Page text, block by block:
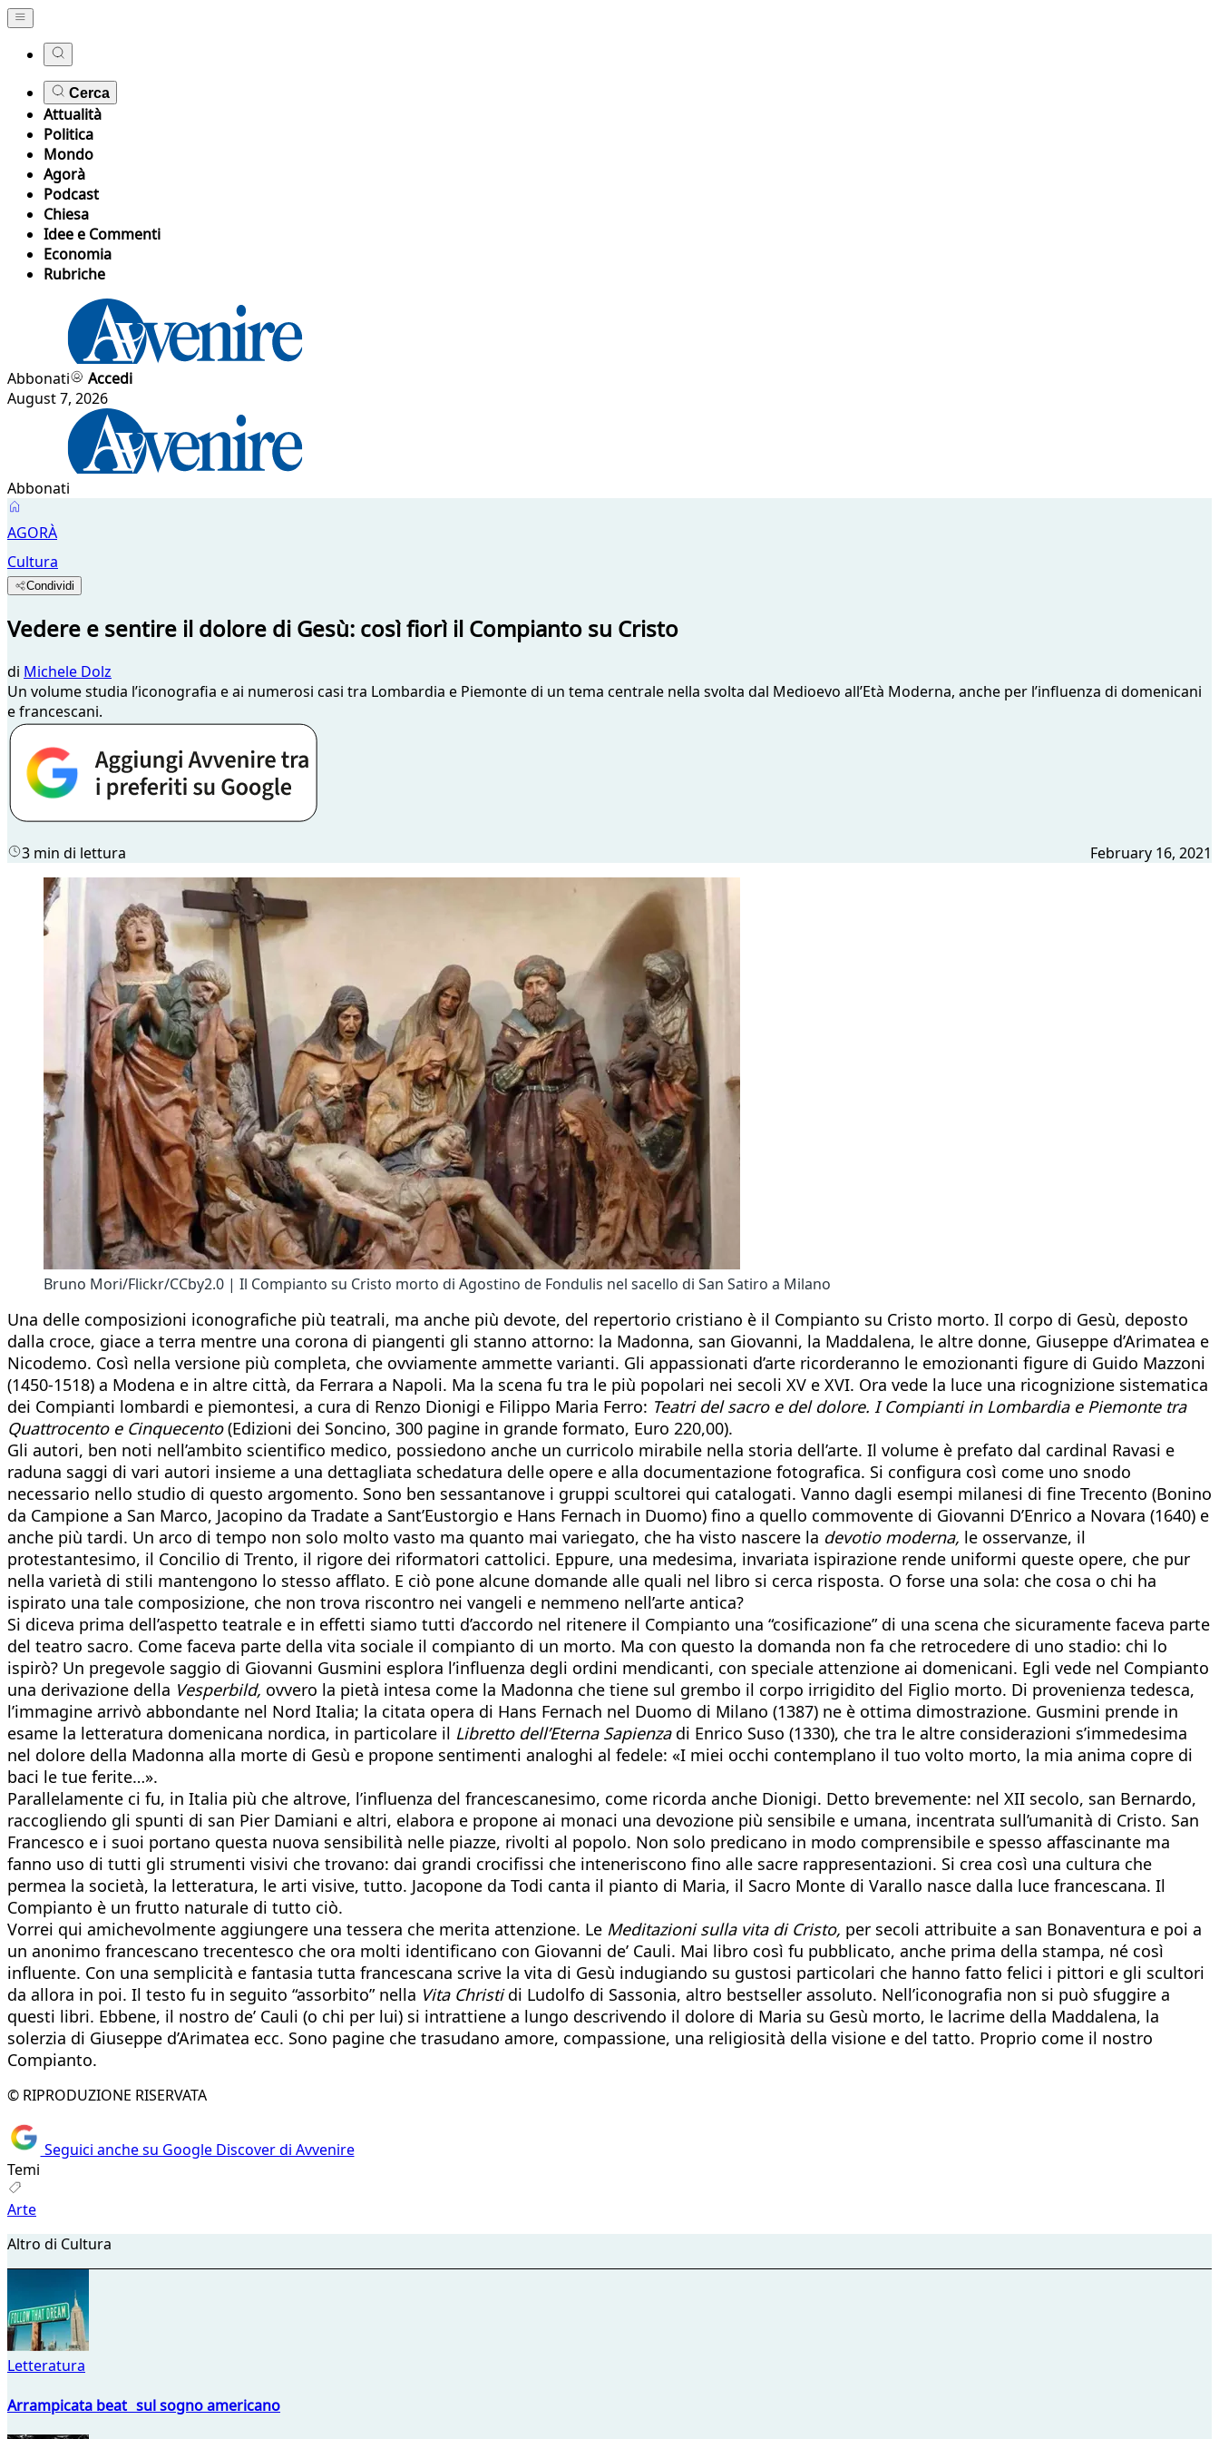
Cerca
Attualità
Politica
Mondo
Agorà
Podcast
Chiesa
Idee e Commenti
Economia
Rubriche
Abbonati
Accedi
August 7, 2026
Abbonati
AGORÀ
Cultura
Condividi
Vedere e sentire il dolore di Gesù: così fiorì il Compianto su Cristo
di Michele Dolz
Un volume studia l’iconografia e ai numerosi casi tra Lombardia e Piemonte di un tema centrale nella svolta dal Medioevo all’Età Moderna, anche per l’influenza di domenicani
e francescani.
3 min di lettura February 16, 2021
Bruno Mori/Flickr/CCby2.0 | Il Compianto su Cristo morto di Agostino de Fondulis nel sacello di San Satiro a Milano
Una delle composizioni iconografiche più teatrali, ma anche più devote, del repertorio cristiano è il Compianto su Cristo morto. Il corpo di Gesù, deposto
dalla croce, giace a terra mentre una corona di piangenti gli stanno attorno: la Madonna, san Giovanni, la Maddalena, le altre donne, Giuseppe d’Arimatea e
Nicodemo. Così nella versione più completa, che ovviamente ammette varianti. Gli appassionati d’arte ricorderanno le emozionanti figure di Guido Mazzoni
(1450-1518) a Modena e in altre città, da Ferrara a Napoli. Ma la scena fu tra le più popolari nei secoli XV e XVI. Ora vede la luce una ricognizione sistematica
dei Compianti lombardi e piemontesi, a cura di Renzo Dionigi e Filippo Maria Ferro: Teatri del sacro e del dolore. I Compianti in Lombardia e Piemonte tra
Quattrocento e Cinquecento(Edizioni dei Soncino, 300 pagine in grande formato, Euro 220,00).
Gli autori, ben noti nell’ambito scientifico medico, possiedono anche un curricolo mirabile nella storia dell’arte. Il volume è prefato dal cardinal Ravasi e
raduna saggi di vari autori insieme a una dettagliata schedatura delle opere e alla documentazione fotografica. Si configura così come uno snodo
necessario nello studio di questo argomento. Sono ben sessantanove i gruppi scultorei qui catalogati. Vanno dagli esempi milanesi di fine Trecento (Bonino
da Campione a San Marco, Jacopino da Tradate a Sant’Eustorgio e Hans Fernach in Duomo) fino a quello commovente di Giovanni D’Enrico a Novara (1640) e
anche più tardi. Un arco di tempo non solo molto vasto ma quanto mai variegato, che ha visto nascere la devotio moderna, le osservanze, il
protestantesimo, il Concilio di Trento, il rigore dei riformatori cattolici. Eppure, una medesima, invariata ispirazione rende uniformi queste opere, che pur
nella varietà di stili mantengono lo stesso afflato. E ciò pone alcune domande alle quali nel libro si cerca risposta. O forse una sola: che cosa o chi ha
ispirato una tale composizione, che non trova riscontro nei vangeli e nemmeno nell’arte antica?
Si diceva prima dell’aspetto teatrale e in effetti siamo tutti d’accordo nel ritenere il Compianto una “cosificazione” di una scena che sicuramente faceva parte
del teatro sacro. Come faceva parte della vita sociale il compianto di un morto. Ma con questo la domanda non fa che retrocedere di uno stadio: chi lo
ispirò? Un pregevole saggio di Giovanni Gusmini esplora l’influenza degli ordini mendicanti, con speciale attenzione ai domenicani. Egli vede nel Compianto
una derivazione della Vesperbild, ovvero la pietà intesa come la Madonna che tiene sul grembo il corpo irrigidito del Figlio morto. Di provenienza tedesca,
l’immagine arrivò abbondante nel Nord Italia; la citata opera di Hans Fernach nel Duomo di Milano (1387) ne è ottima dimostrazione. Gusmini prende in
esame la letteratura domenicana nordica, in particolare il Libretto dell’Eterna Sapienzadi Enrico Suso (1330), che tra le altre considerazioni s’immedesima
nel dolore della Madonna alla morte di Gesù e propone sentimenti analoghi al fedele: «I miei occhi contemplano il tuo volto morto, la mia anima copre di
baci le tue ferite…».
Parallelamente ci fu, in Italia più che altrove, l’influenza del francescanesimo, come ricorda anche Dionigi. Detto brevemente: nel XII secolo, san Bernardo,
raccogliendo gli spunti di san Pier Damiani e altri, elabora e propone ai monaci una devozione più sensibile e umana, incentrata sull’umanità di Cristo. San
Francesco e i suoi portano questa nuova sensibilità nelle piazze, rivolti al popolo. Non solo predicano in modo comprensibile e spesso affascinante ma
fanno uso di tutti gli strumenti visivi che trovano: dai grandi crocifissi che inteneriscono fino alle sacre rappresentazioni. Si crea così una cultura che
permea la società, la letteratura, le arti visive, tutto. Jacopone da Todi canta il pianto di Maria, il Sacro Monte di Varallo nasce dalla luce francescana. Il
Compianto è un frutto naturale di tutto ciò.
Vorrei qui amichevolmente aggiungere una tessera che merita attenzione. Le Meditazioni sulla vita di Cristo, per secoli attribuite a san Bonaventura e poi a
un anonimo francescano trecentesco che ora molti identificano con Giovanni de’ Cauli. Mai libro così fu pubblicato, anche prima della stampa, né così
influente. Con una semplicità e fantasia tutta francescana scrive la vita di Gesù indugiando su gustosi particolari che hanno fatto felici i pittori e gli scultori
da allora in poi. Il testo fu in seguito “assorbito” nella Vita Christidi Ludolfo di Sassonia, altro bestseller assoluto. Nell’iconografia non si può sfuggire a
questi libri. Ebbene, il nostro de’ Cauli (o chi per lui) si intrattiene a lungo descrivendo il dolore di Maria su Gesù morto, le lacrime della Maddalena, la
solerzia di Giuseppe d’Arimatea ecc. Sono pagine che trasudano amore, compassione, una religiosità della visione e del tatto. Proprio come il nostro
Compianto.
© RIPRODUZIONE RISERVATA
Seguici anche su Google Discover di Avvenire
Temi
Arte
Altro di Cultura
Letteratura
Arrampicata beat sul sogno americano